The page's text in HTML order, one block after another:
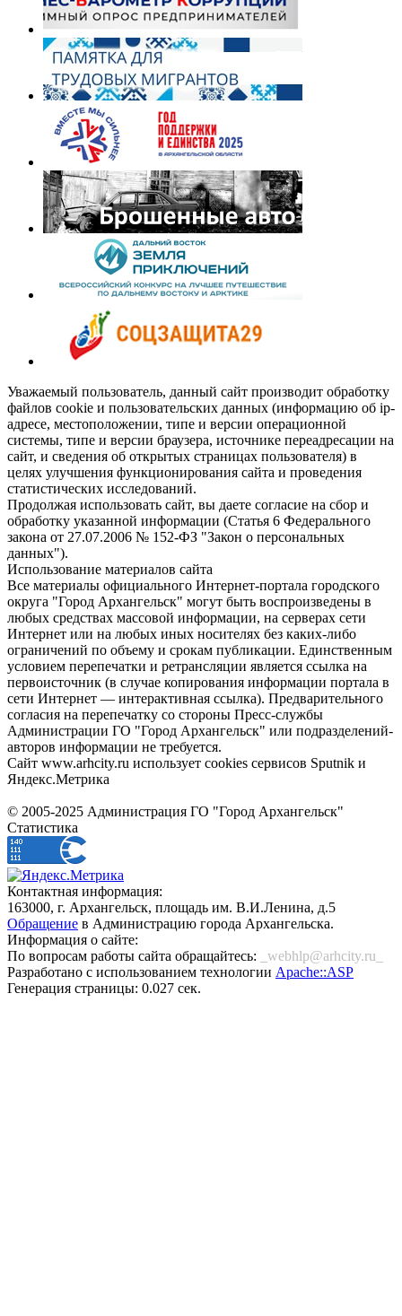
Уважаемый пользователь, данный сайт производит обработку
файлов cookie и пользовательских данных (информацию об ip-
адресе, местоположении, типе и версии операционной
системы, типе и версии браузера, источнике переадресации на
сайт, и сведения об открытых страницах пользователя) в
целях улучшения функционирования сайта и проведения
статистических исследований.
Продолжая использовать сайт, вы даете согласие на сбор и
обработку указанной информации (Статья 6 Федерального
закона от 27.07.2006 № 152-ФЗ "Закон о персональных
данных").
Использование материалов сайта
Все материалы официального Интернет-портала городского
округа "Город Архангельск" могут быть воспроизведены в
любых средствах массовой информации, на серверах сети
Интернет или на любых иных носителях без каких-либо
ограничений по объему и срокам публикации. Единственным
условием перепечатки и ретрансляции является ссылка на
первоисточник (в случае копирования информации портала в
сети Интернет — интерактивная ссылка). Предварительного
согласия на перепечатку со стороны Пресс-службы
Администрации ГО "Город Архангельск" или подразделений-
авторов информации не требуется.
Сайт www.arhcity.ru использует cookies сервисов Sputnik и
Яндекс.Метрика
© 2005-2025 Администрация ГО "Город Архангельск"
Статистика
Контактная информация:
163000, г. Архангельск, площадь им. В.И.Ленина, д.5
Обращение в Администрацию города Архангельска.
Информация о сайте:
По вопросам работы сайта обращайтесь:
_webhlp@arhcity.ru_
Разработано с использованием технологии Apache::ASP
Генерация страницы: 0.027 сек.